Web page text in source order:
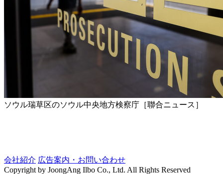
ソウル瑞草区のソウル中央地方検察庁［聯合ニュース］
会社紹介 広告案内・お問い合わせ
Copyright by JoongAng Ilbo Co., Ltd. All Rights Reserved